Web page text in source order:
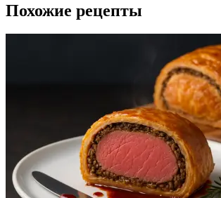
Похожие рецепты